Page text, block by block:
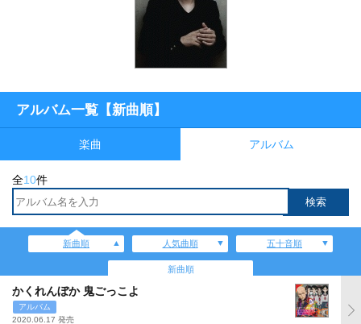
アルバム一覧【新曲順】
楽曲 アルバム
全10件
新曲順 人気曲順 五十音順
新曲順
かくれんぼか 鬼ごっこよ
アルバム
2020.06.17 発売